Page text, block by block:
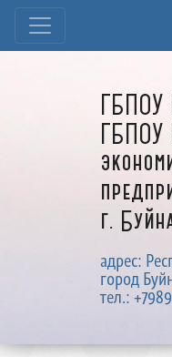
г.
адрес:
город
тел.: